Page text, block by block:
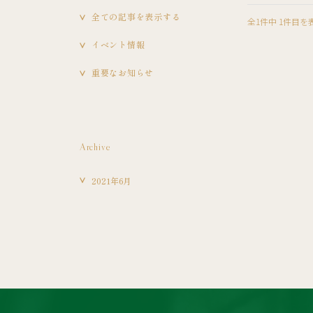
全ての記事を表示する
イベント情報
重要なお知らせ
Archive
全1件中 1件目を